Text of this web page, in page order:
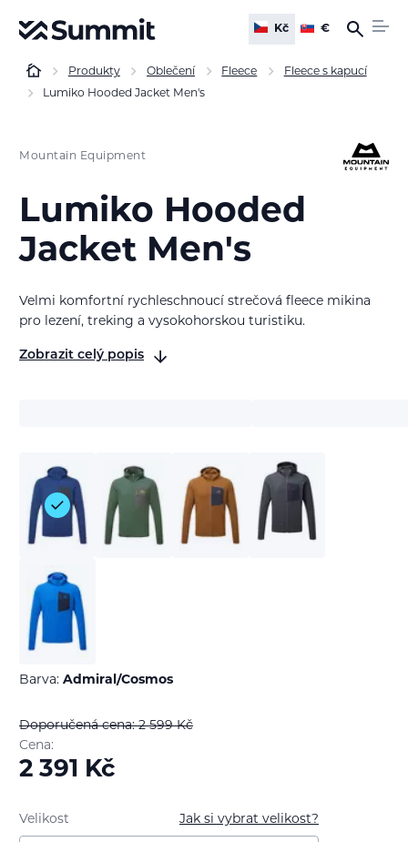
Kč €
Produkty Oblečení Fleece
Fleece s kapucí
Lumiko Hooded Jacket Men's
Mountain Equipment
Lumiko Hooded
Jacket Men's
Velmi komfortní rychleschnoucí strečová fleece mikina
pro lezení, treking a vysokohorskou turistiku.
Zobrazit celý popis
Barva: Admiral/Cosmos
Doporučená cena: 2 599Kč
Cena:
2 391 Kč
Jak si vybrat velikost?
Velikost